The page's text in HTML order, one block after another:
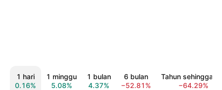
1 hari
0.16%
1 minggu
5.08%
1 bulan
4.37%
6 bulan
−52.81%
Tahun sehingga
−64.29%